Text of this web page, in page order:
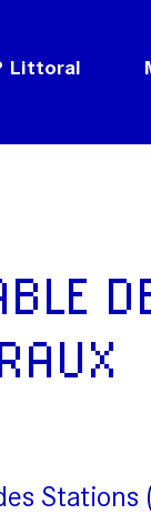
Littoral